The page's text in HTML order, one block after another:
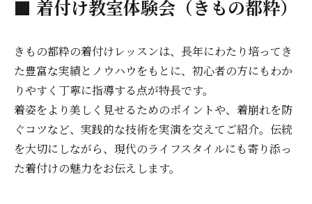
■ 着付け教室体験会（きもの都粋）
きもの都粋の着付けレッスンは、長年にわたり培ってき
た豊富な実績とノウハウをもとに、初心者の方にもわか
りやすく丁寧に指導する点が特長です。
着姿をより美しく見せるためのポイントや、着崩れを防
ぐコツなど、実践的な技術を実演を交えてご紹介。伝統
を大切にしながら、現代のライフスタイルにも寄り添っ
た着付けの魅力をお伝えします。